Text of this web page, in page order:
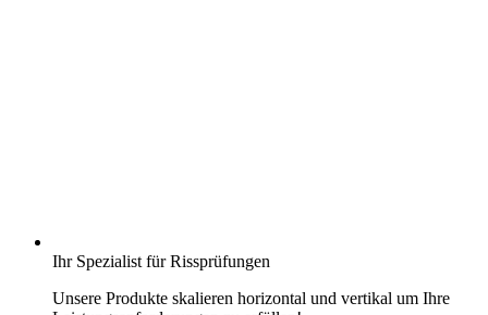
Ihr Spezialist für Rissprüfungen
Unsere Produkte skalieren horizontal und vertikal um Ihre